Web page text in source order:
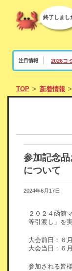
注目情報 2026コ
終了しまし
TOP 新着情報
参加記念
について
2024年6月17日
２０２４函館
等引渡し」を
大会前日：６
大会当日：６
参加される皆